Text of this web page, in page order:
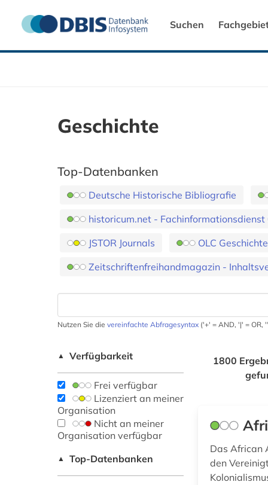
Suchen
Geschichte
Top-Datenbanken
Deutsche Historische Bibliografie
historicum.net -
JSTOR Journals
OLC
Zeitschriftenfreihandmagazin -
Nutzen Sie die vereinfachte Abfragesyntax ('+' = AND, '|' = OR,
▲ Verfügbarkeit
Frei verfügbar
Lizenziert an meiner
Organisation
Nicht an meiner
Organisation verfügbar
▲ Top-Datenbanken
1800
Das African
den